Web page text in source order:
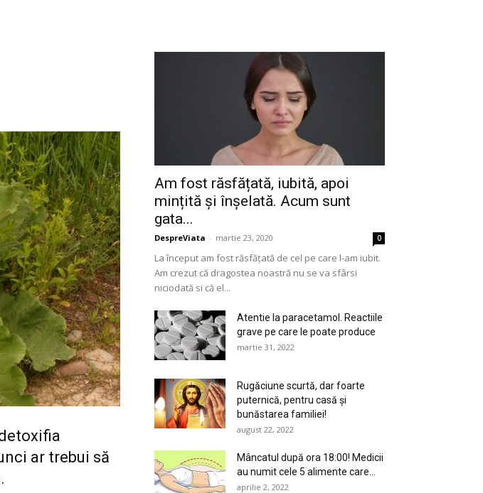
ar trebui să
Am fost răsfățată, iubită, apoi
mințită și înșelată. Acum sunt
gata...
DespreViata - martie 23, 2020 0
La început am fost răsfățată de cel pe care l-am iubit.
Am crezut că dragostea noastră nu se va sfârsi
niciodată si că el...
Atentie la paracetamol. Reactiile
grave pe care le poate produce
martie 31, 2022
Rugăciune scurtă, dar foarte
puternică, pentru casă și
bunăstarea familiei!
august 22, 2022
Mâncatul după ora 18:00! Medicii
au numit cele 5 alimente care...
aprilie 2, 2022